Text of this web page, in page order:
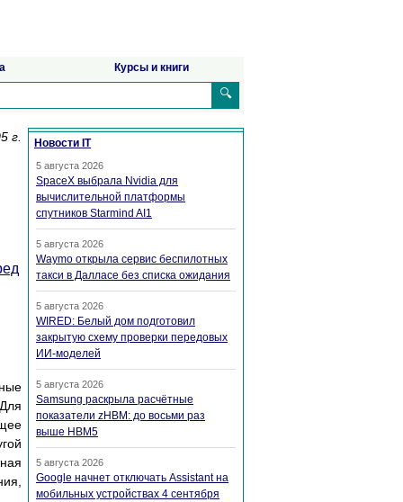
Курсы и книги
🔍
г. Новости IT
5 августа 2026
SpaceX выбрала Nvidia для
вычислительной платформы
спутников Starmind AI1
5 августа 2026
Waymo открыла сервис беспилотных
такси в Далласе без списка ожидания
5 августа 2026
WIRED: Белый дом подготовил
закрытую схему проверки передовых
ИИ-моделей
5 августа 2026
Samsung раскрыла расчётные
показатели zHBM: до восьми раз
выше HBM5
5 августа 2026
Google начнет отключать Assistant на
мобильных устройствах 4 сентября